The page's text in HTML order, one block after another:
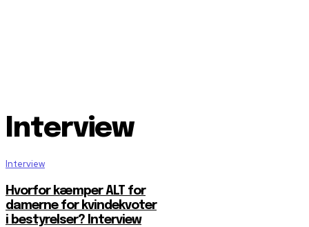
Interview
Interview
Hvorfor kæmper ALT for
damerne for kvindekvoter
i bestyrelser? Interview